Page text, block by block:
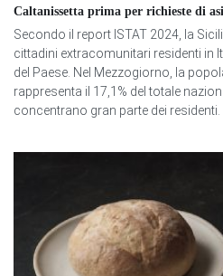
Caltanissetta prima per richieste di
Secondo il report ISTAT 2024, la
cittadini extracomunitari residenti in
del Paese. Nel Mezzogiorno, la
rappresenta il 17,1% del totale
concentrano gran parte dei residenti.